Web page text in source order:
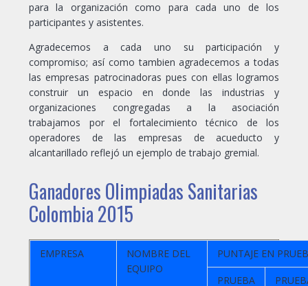
para la organización como para cada uno de los
participantes y asistentes.
Agradecemos a cada uno su participación y
compromiso; así como tambien agradecemos a todas
las empresas patrocinadoras pues con ellas logramos
construir un espacio en donde las industrias y
organizaciones congregadas a la asociación
trabajamos por el fortalecimiento técnico de los
operadores de las empresas de acueducto y
alcantarillado reflejó un ejemplo de trabajo gremial.
Ganadores Olimpiadas Sanitarias
Colombia 2015
EMPRESA
NOMBRE DEL
EQUIPO
PUNTAJE EN
PRUEBA